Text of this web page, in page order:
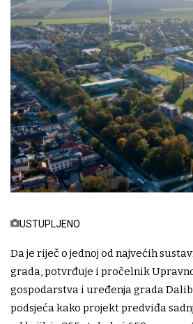
USTUPLJENO
Da je riječ o jednoj od najvećih
grada, potvrđuje i pročelnik
gospodarstva i uređenja grada
podsjeća kako projekt predviđa